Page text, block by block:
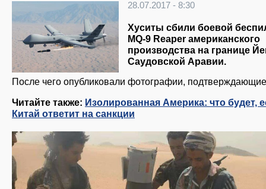
28.07.2017 - 8:30
Хуситы сбили боевой
MQ-9 Reaper американского
производства на границе
Саудовской Аравии.
После чего опубликовали фотографии,
Читайте также: Изолированная Америка: что будет,
Китай ответит на санкции